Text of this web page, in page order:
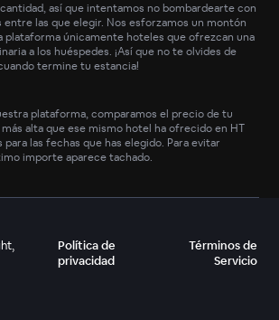
así que intentamos no bombardearte con
entre las que elegir. Nos esforzamos un montón
plataforma únicamente hoteles que ofrezcan una
a los huéspedes. ¡Así que no te olvides de
termine tu estancia!
plataforma, comparamos el precio de tu
alta que ese mismo hotel ha ofrecido en HT
las fechas que has elegido. Para evitar
importe aparece tachado.
Política de
privacidad
Términos de
Servicio